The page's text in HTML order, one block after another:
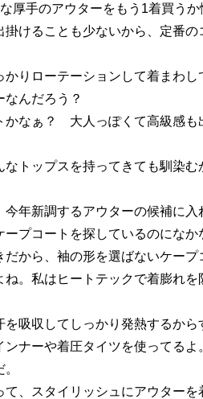
厚手のアウターをもう1着買うか
けることも少ないから、定番
りローテーションして着まわし
んだろう？
かなぁ？ 大人っぽくて高級感も
トップスを持ってきても馴染む
年新調するアウターの候補に入
プコートを探しているのになか
から、袖の形を選ばないケープ
。私はヒートテックで着膨れ
吸収してしっかり発熱するから
ナーや着圧タイツを使ってるよ
、スタイリッシュにアウターを